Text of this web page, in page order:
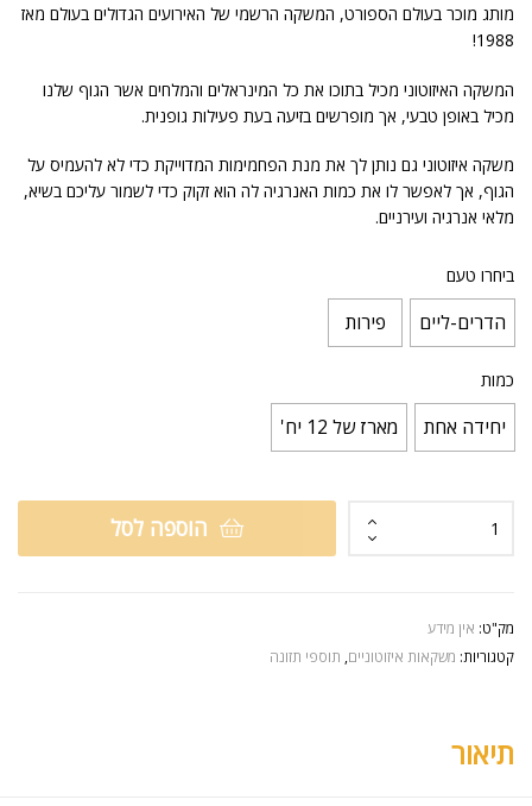
מותג מוכר בעולם הספורט, המשקה הרשמי של האירועים הגדולים בעולם מאז
1988!
המשקה האיזוטוני מכיל בתוכו את כל המינראלים והמלחים אשר הגוף שלנו
מכיל באופן טבעי, אך מופרשים בזיעה בעת פעילות גופנית.
משקה איזוטוני גם נותן לך את מנת הפחמימות המדוייקת כדי לא להעמיס על
הגוף, אך לאפשר לו את כמות האנרגיה לה הוא זקוק כדי לשמור עליכם בשיא,
מלאי אנרגיה ועירניים.
ביחרו טעם
הדרים-ליים פירות
כמות
יחידה אחת מארז של 12 יח'
הוספה לסל
מק"ט: אין מידע
קטגוריות: משקאות איזוטוניים, תוספי תזונה
תיאור